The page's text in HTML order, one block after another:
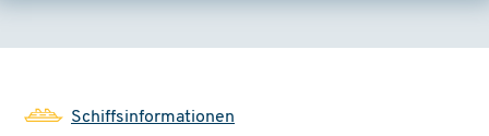
Schiffsinformationen